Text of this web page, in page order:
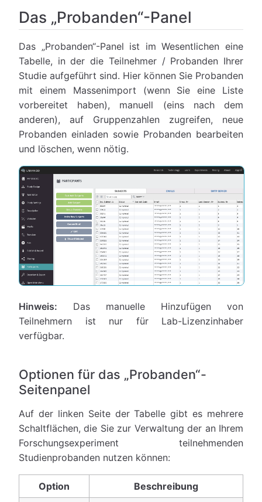
Das „Probanden“-Panel
Das „Probanden“-Panel ist im Wesentlichen eine
Tabelle, in der die Teilnehmer / Probanden Ihrer
Studie aufgeführt sind. Hier können Sie Probanden
mit einem Massenimport (wenn Sie eine Liste
vorbereitet haben), manuell (eins nach dem
anderen), auf Gruppenzahlen zugreifen, neue
Probanden einladen sowie Probanden bearbeiten
und löschen, wenn nötig.
Hinweis: Das manuelle Hinzufügen von
Teilnehmern ist nur für Lab-Lizenzinhaber
verfügbar.
Optionen für das „Probanden“-
Seitenpanel
Auf der linken Seite der Tabelle gibt es mehrere
Schaltflächen, die Sie zur Verwaltung der an Ihrem
Forschungsexperiment teilnehmenden
Studienprobanden nutzen können:
Option Beschreibung